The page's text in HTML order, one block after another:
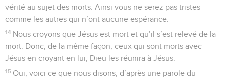
vérité au sujet des morts. Ainsi vous ne serez pas tristes
comme les autres qui n’ont aucune espérance.
14 Nous croyons que Jésus est mort et qu’il s’est relevé de la
mort. Donc, de la même façon, ceux qui sont morts avec
Jésus en croyant en lui, Dieu les réunira à Jésus.
15 Oui, voici ce que nous disons, d’après une parole du